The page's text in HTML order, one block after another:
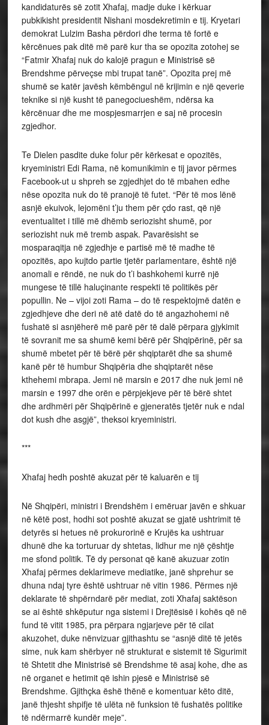
kandidaturës së zotit Xhafaj, madje duke i kërkuar
pubkikisht presidentit Nishani mosdekretimin e tij. Kryetari
demokrat Lulzim Basha përdori dhe terma të fortë e
kërcënues pak ditë më parë kur tha se opozita zotohej se
“Fatmir Xhafaj nuk do kalojë pragun e Ministrisë së
Brendshme përveçse mbi trupat tanë”. Opozita prej më
shumë se katër javësh këmbëngul në krijimin e një qeverie
teknike si një kusht të panegociueshëm, ndërsa ka
kërcënuar dhe me mospjesmarrjen e saj në procesin
zgjedhor.
Te Dielen pasdite duke folur për kërkesat e opozitës,
kryeministri Edi Rama, në komunikimin e tij javor përmes
Facebook-ut u shpreh se zgjedhjet do të mbahen edhe
nëse opozita nuk do të pranojë të futet. “Për të mos lënë
asnjë ekuivok, lejomëni t’ju them për çdo rast, që një
eventualitet i tillë më dhëmb seriozisht shumë, por
seriozisht nuk më tremb aspak. Pavarësisht se
mosparaqitja në zgjedhje e partisë më të madhe të
opozitës, apo kujtdo partie tjetër parlamentare, është një
anomali e rëndë, ne nuk do t’i bashkohemi kurrë një
mungese të tillë haluçinante respekti të politikës për
popullin. Ne – vijoi zoti Rama – do të respektojmë datën e
zgjedhjeve dhe deri në atë datë do të angazhohemi në
fushatë si asnjëherë më parë për të dalë përpara gjykimit
të sovranit me sa shumë kemi bërë për Shqipërinë, për sa
shumë mbetet për të bërë për shqiptarët dhe sa shumë
kanë për të humbur Shqipëria dhe shqiptarët nëse
kthehemi mbrapa. Jemi në marsin e 2017 dhe nuk jemi në
marsin e 1997 dhe orën e përpjekjeve për të bërë shtet
dhe ardhmëri për Shqipërinë e gjeneratës tjetër nuk e ndal
dot kush dhe asgjë”, theksoi kryeministri.
***
Xhafaj hedh poshtë akuzat për të kaluarën e tij
Në Shqipëri, ministri i Brendshëm i emëruar javën e shkuar
në këtë post, hodhi sot poshtë akuzat se gjatë ushtrimit të
detyrës si hetues në prokurorinë e Krujës ka ushtruar
dhunë dhe ka torturuar dy shtetas, lidhur me një çështje
me sfond politik. Të dy personat që kanë akuzuar zotin
Xhafaj përmes deklarimeve mediatike, janë shprehur se
dhuna ndaj tyre është ushtruar në vitin 1986. Përmes një
deklarate të shpërndarë për mediat, zoti Xhafaj saktëson
se ai është shkëputur nga sistemi i Drejtësisë i kohës që në
fund të vitit 1985, pra përpara ngjarjeve për të cilat
akuzohet, duke nënvizuar gjithashtu se “asnjë ditë të jetës
sime, nuk kam shërbyer në strukturat e sistemit të Sigurimit
të Shtetit dhe Ministrisë së Brendshme të asaj kohe, dhe as
në organet e hetimit që ishin pjesë e Ministrisë së
Brendshme. Gjithçka ëshë thënë e komentuar këto ditë,
janë thjesht shpifje të ulëta në funksion të fushatës politike
të ndërmarrë kundër meje”.